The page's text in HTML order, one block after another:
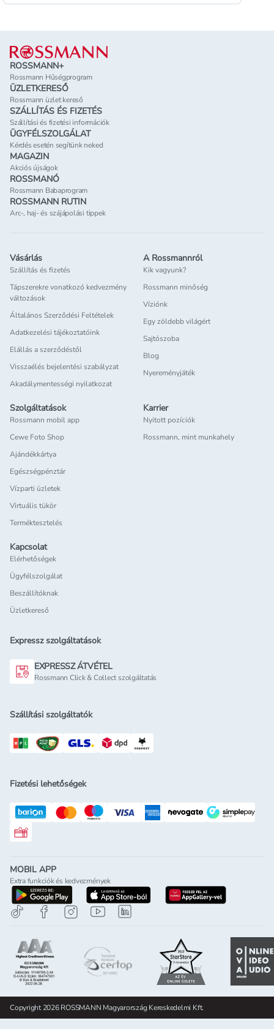
Lábléc
ROSSMANN+
Rossmann Hűségprogram
ÜZLETKERESŐ
Rossmann üzlet kereső
SZÁLLÍTÁS ÉS FIZETÉS
Szállítási és fizetési információk
ÜGYFÉLSZOLGÁLAT
Kérdés esetén segítünk neked
MAGAZIN
Akciós újságok
ROSSMANÓ
Rossmann Babaprogram
ROSSMANN RUTIN
Arc-, haj- és szájápolási tippek
Vásárlás
Szállítás és fizetés
Tápszerekre vonatkozó kedvezmény
változások
Általános Szerződési Feltételek
Adatkezelési tájékoztatóink
Elállás a szerződéstől
Visszaélés bejelentési szabályzat
Akadálymentességi nyilatkozat
A Rossmannról
Kik vagyunk?
Rossmann minőség
Víziónk
Egy zöldebb világért
Sajtószoba
Blog
Nyereményjáték
Szolgáltatások
Rossmann mobil app
Cewe Foto Shop
Ajándékkártya
Egészségpénztár
Vízparti üzletek
Virtuális tükör
Terméktesztelés
Karrier
Nyitott pozíciók
Rossmann, mint munkahely
Kapcsolat
Elérhetőségek
Ügyfélszolgálat
Beszállítóknak
Üzletkereső
Expressz szolgáltatások
EXPRESSZ ÁTVÉTEL
Rossmann Click & Collect szolgáltatás
Szállítási szolgáltatók
Fizetési lehetőségek
Rossmann ajándékkártya
MOBIL APP
Extra funkciók és kedvezmények
letöltés a google-play-rölletöltés az app-store-ból
letöltés
Copyright 2026 ROSSMANN Magyarország Kereskedelmi Kft.